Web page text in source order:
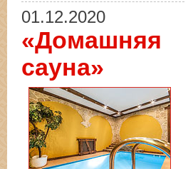
01.12.2020
«Домашняя
сауна»